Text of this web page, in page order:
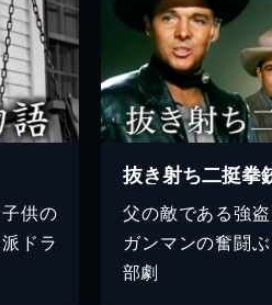
供の
ドラ
抜き射ち二挺拳
父の敵である強
ガンマンの奮闘
部劇